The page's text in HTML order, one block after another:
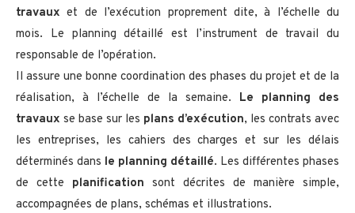
travaux et de l’exécution proprement dite, à l’échelle du
mois. Le planning détaillé est l’instrument de travail du
responsable de l’opération.
Il assure une bonne coordination des phases du projet et de la
réalisation, à l’échelle de la semaine. Le planning des
travaux se base sur les plans d’exécution, les contrats avec
les entreprises, les cahiers des charges et sur les délais
déterminés dans le planning détaillé. Les différentes phases
de cette planification sont décrites de manière simple,
accompagnées de plans, schémas et illustrations.